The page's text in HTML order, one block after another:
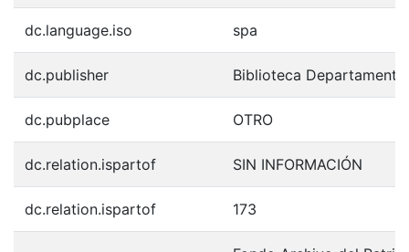
dc.language.iso spa
dc.publisher Biblioteca
dc.pubplace OTRO
dc.relation.ispartof SIN INFORMACIÓN
dc.relation.ispartof 173